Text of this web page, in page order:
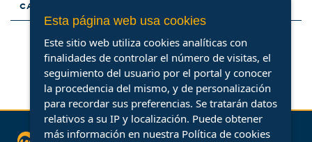
CARACTERÍSTICAS
Síguenos
Esta página web usa cookies
Este sitio web utiliza cookies analíticas con
finalidades de controlar el número de visitas, el
seguimiento del usuario por el portal y conocer
la procedencia del mismo, y de personalización
para recordar sus preferencias. Se tratarán datos
relativos a su IP y localización. Puede obtener
más información en nuestra Política de cookies